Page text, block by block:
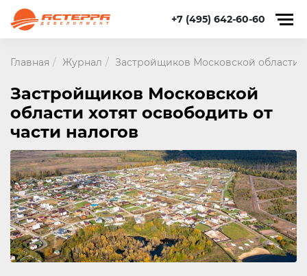
+7 (495) 642-60-60
Главная Журнал Застройщиков Московской области
Застройщиков Московской
области хотят освободить от
части налогов